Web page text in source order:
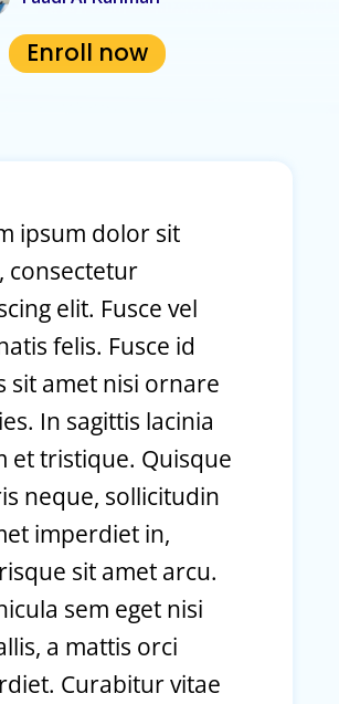
Enroll now
ipsum dolor sit
consectetur
elit. Fusce vel
felis. Fusce id
sit amet nisi ornare
In sagittis lacinia
et tristique. Quisque
neque, sollicitudin
imperdiet in,
sit amet arcu.
sem eget nisi
a mattis orci
Curabitur vitae